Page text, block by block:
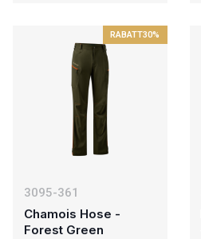
RABATT30%
3095-361
Chamois Hose -
Forest Green